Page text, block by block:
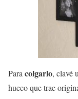
Para colgarlo, clavé
hueco que trae